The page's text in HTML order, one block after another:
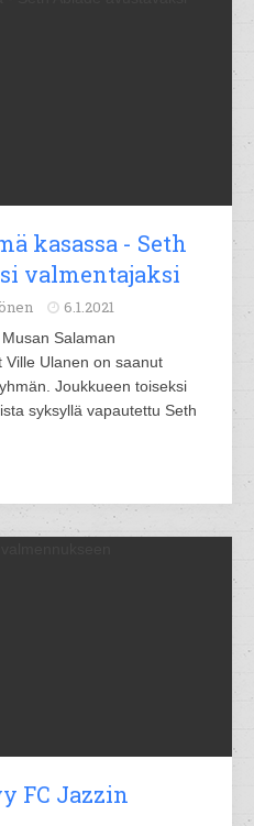
kasassa - Seth
valmentajaksi
6.1.2021
Salaman
Ville Ulanen on saanut
Joukkueen toiseksi
syksyllä vapautettu Seth
FC Jazzin